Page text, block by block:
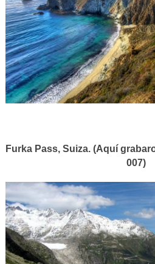
Furka Pass, Suiza. (Aquí
007)